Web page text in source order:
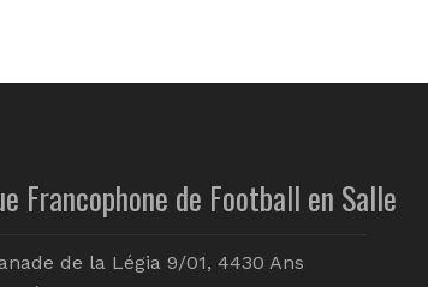
Francophone de Football en Salle
de la Légia 9/01, 4430 Ans